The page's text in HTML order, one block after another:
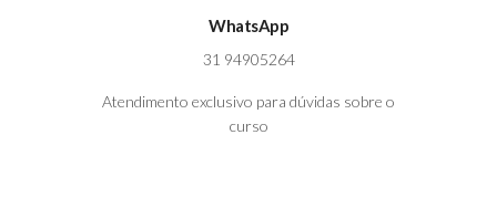
WhatsApp
31 94905264
Atendimento exclusivo para dúvidas sobre o
curso